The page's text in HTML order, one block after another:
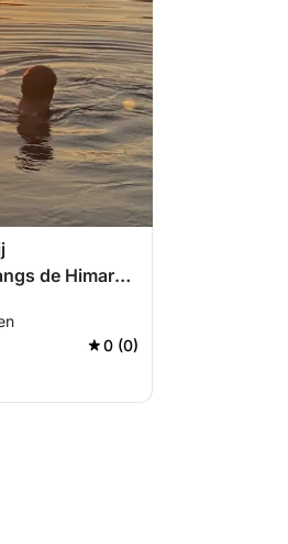
de Himara-
0 (0)